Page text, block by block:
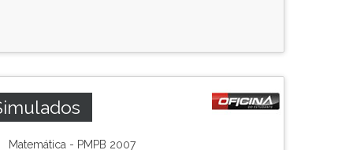
Matemática - PMPB 2007